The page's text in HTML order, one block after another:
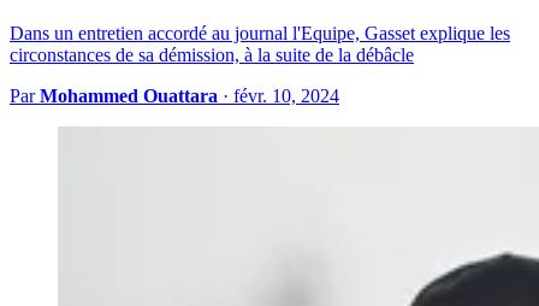
Dans un entretien accordé au journal l'Equipe, Gasset explique les
circonstances de sa démission, à la suite de la débâcle
ParMohammed Ouattara · févr. 10, 2024